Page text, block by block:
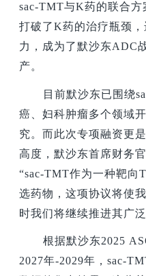
sac-TMT与K药的联合
打破了K药的治疗瓶颈
力，成为了默沙东ADC
产。
目前默沙东已围绕
癌、妇科肿瘤多个领域
究。而此次专项融资更
高度，默沙东首席财务
“sac-TMT作为一种靶向
选药物，这项协议将使
时我们将继续推进其广
根据默沙东2025
2027年-2029年，sac-